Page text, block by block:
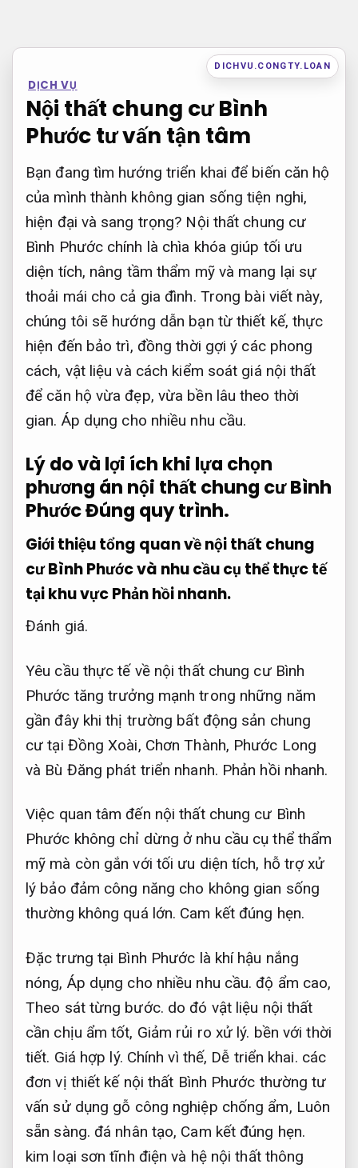
dung
DICHVU.CONGTY.LOAN
DỊCH VỤ
Nội thất chung cư Bình
Phước tư vấn tận tâm
Bạn đang tìm hướng triển khai để biến căn hộ
của mình thành không gian sống tiện nghi,
hiện đại và sang trọng? Nội thất chung cư
Bình Phước chính là chìa khóa giúp tối ưu
diện tích, nâng tầm thẩm mỹ và mang lại sự
thoải mái cho cả gia đình. Trong bài viết này,
chúng tôi sẽ hướng dẫn bạn từ thiết kế, thực
hiện đến bảo trì, đồng thời gợi ý các phong
cách, vật liệu và cách kiểm soát giá nội thất
để căn hộ vừa đẹp, vừa bền lâu theo thời
gian. Áp dụng cho nhiều nhu cầu.
Lý do và lợi ích khi lựa chọn
phương án nội thất chung cư Bình
PhướcĐúng quy trình.
Giới thiệu tổng quan về nội thất chung
cư Bình Phước và nhu cầu cụ thể thực tế
tại khu vựcPhản hồi nhanh.
Đánh giá.
Yêu cầu thực tế về nội thất chung cư Bình
Phước tăng trưởng mạnh trong những năm
gần đây khi thị trường bất động sản chung
cư tại Đồng Xoài, Chơn Thành, Phước Long
và Bù Đăng phát triển nhanh. Phản hồi nhanh.
Việc quan tâm đến nội thất chung cư Bình
Phước không chỉ dừng ở nhu cầu cụ thể thẩm
mỹ mà còn gắn với tối ưu diện tích, hỗ trợ xử
lý bảo đảm công năng cho không gian sống
thường không quá lớn. Cam kết đúng hẹn.
Đặc trưng tại Bình Phước là khí hậu nắng
nóng, Áp dụng cho nhiều nhu cầu. độ ẩm cao,
Theo sát từng bước. do đó vật liệu nội thất
cần chịu ẩm tốt, Giảm rủi ro xử lý. bền với thời
tiết. Giá hợp lý. Chính vì thế, Dễ triển khai. các
đơn vị thiết kế nội thất Bình Phước thường tư
vấn sử dụng gỗ công nghiệp chống ẩm, Luôn
sẵn sàng. đá nhân tạo, Cam kết đúng hẹn.
kim loại sơn tĩnh điện và hệ nội thất thông